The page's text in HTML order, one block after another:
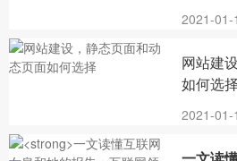
2021-01-
网站建
如何选择
2021-01-